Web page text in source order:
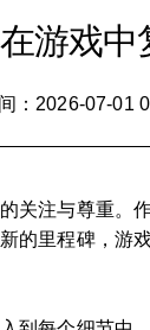
游戏中
：2026-07-01
关注与尊重。
的里程碑，游